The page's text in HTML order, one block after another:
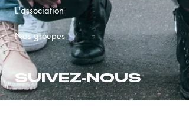
L'association
Nos groupes
SUIVEZ-NOUS